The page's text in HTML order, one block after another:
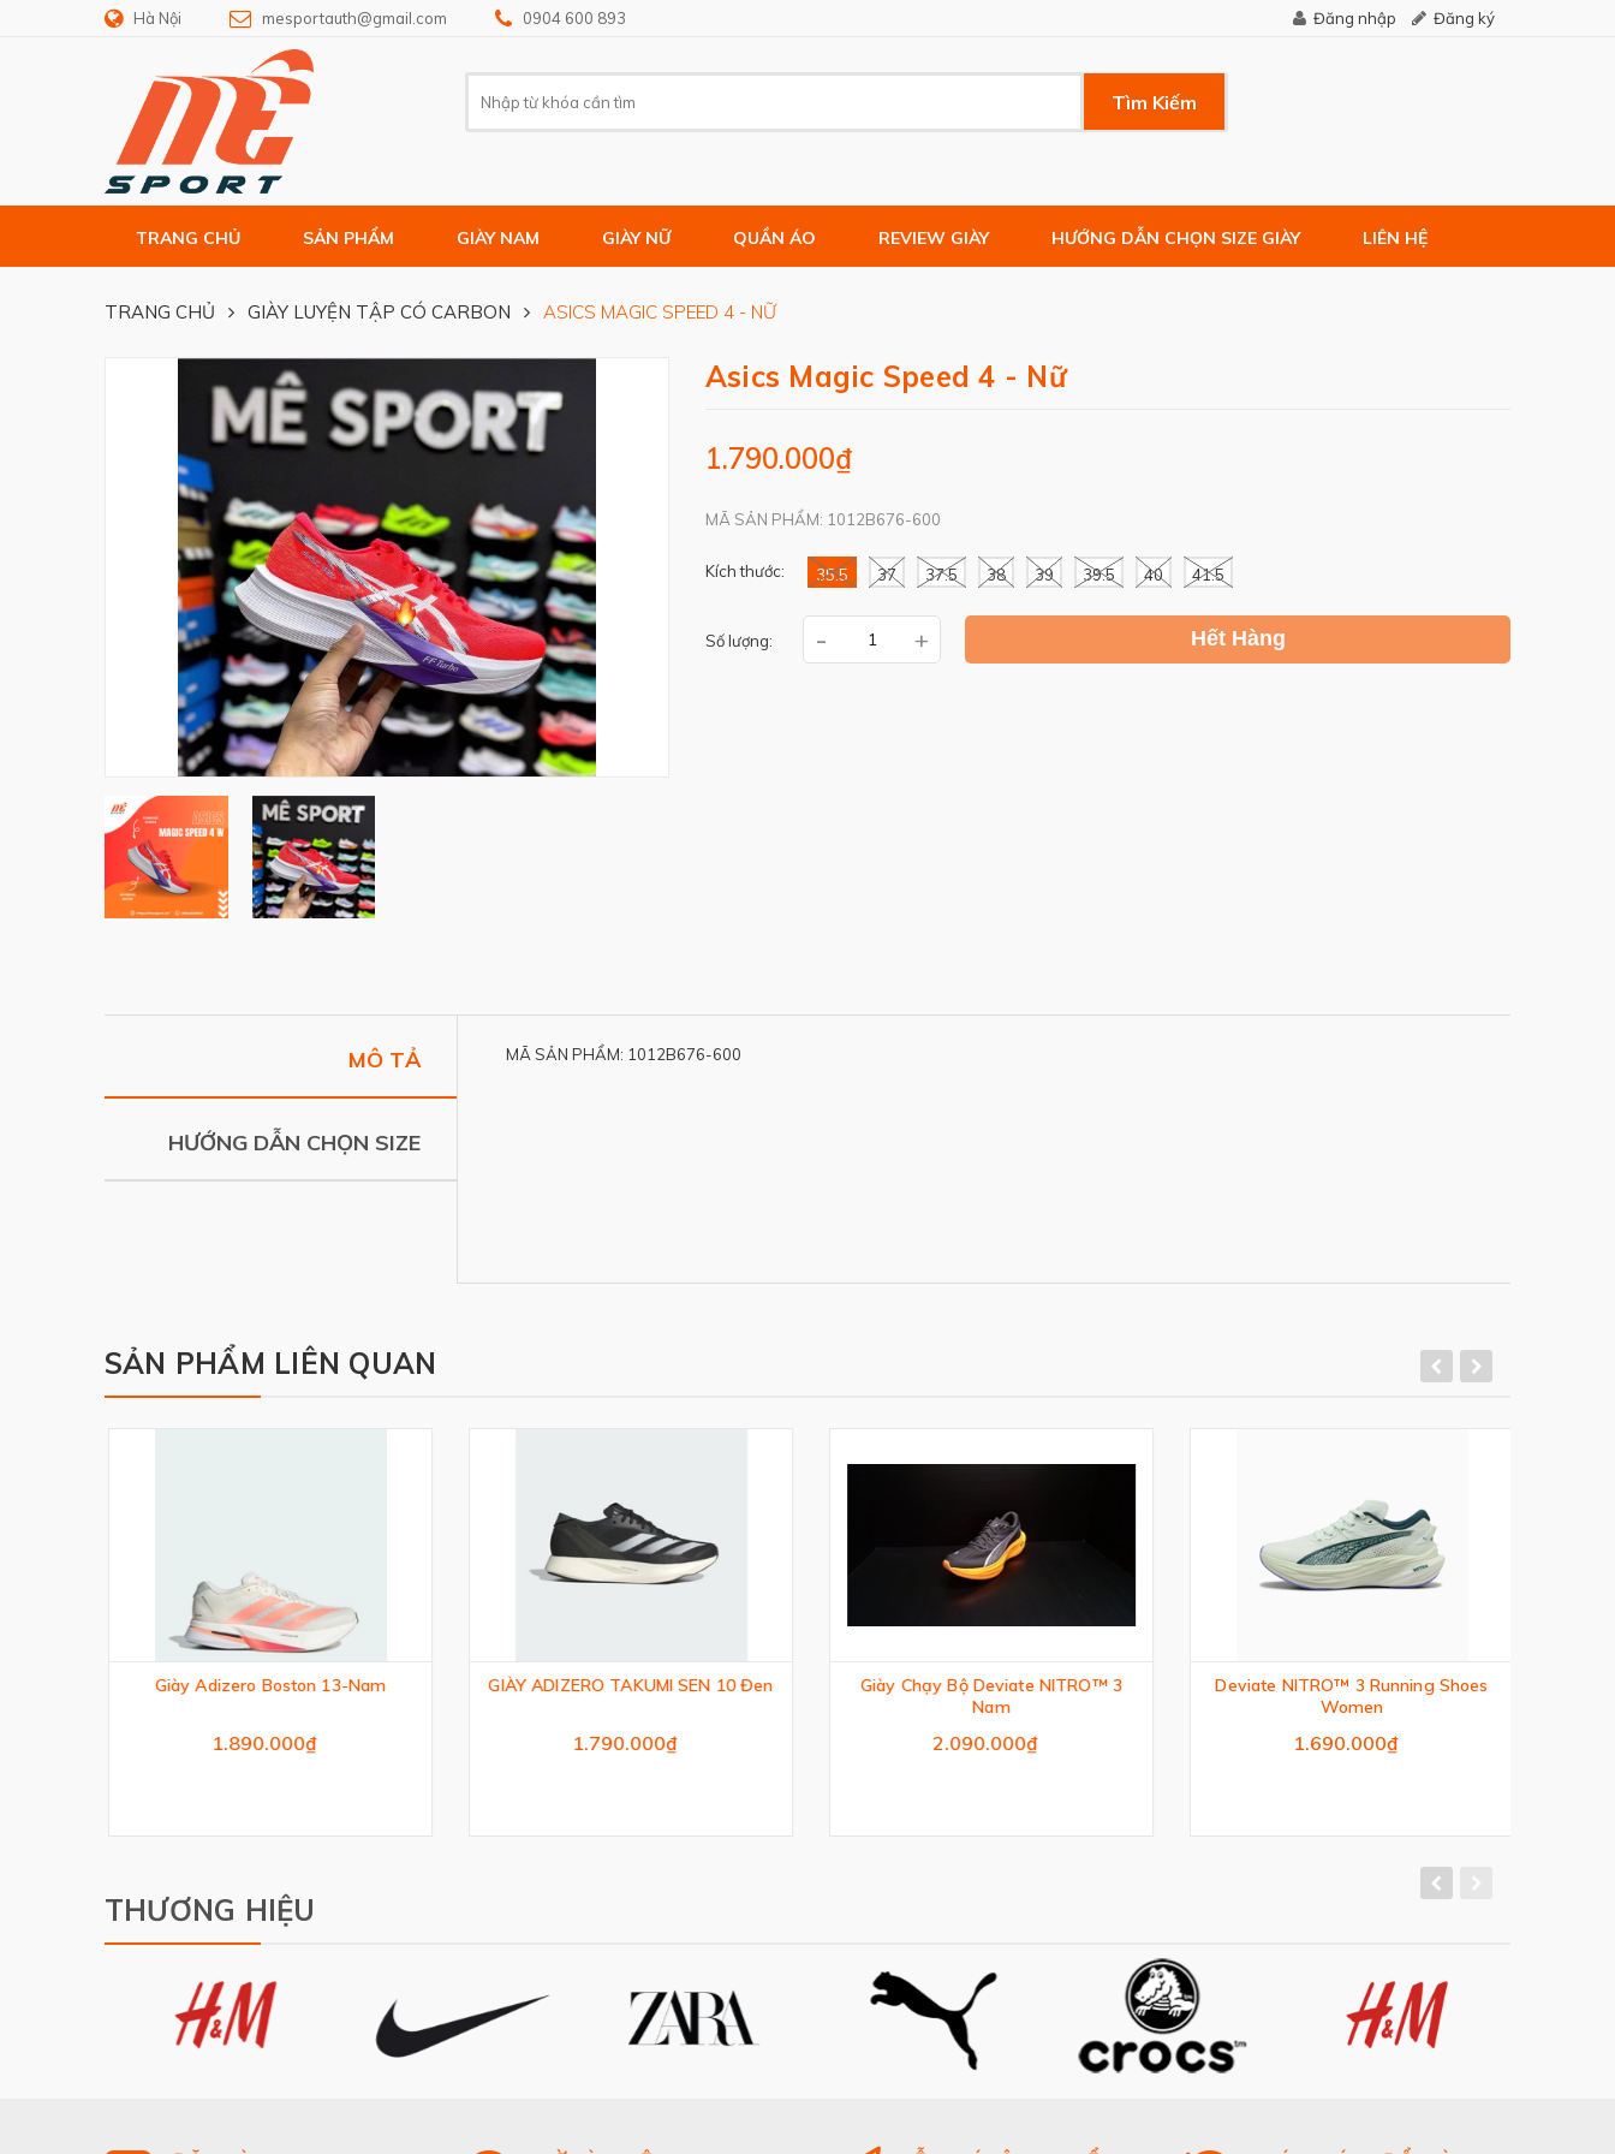
Hà Nội mesportauth@gmail.com 0904 600 893 Đăng nhập Đăng ký
Tìm Kiếm
TRANG CHỦ SẢN PHẨM GIÀY NAM GIÀY NỮ QUẦN ÁO REVIEW GIÀY HƯỚNG DẪN CHỌN SIZE GIÀY LIÊN HỆ
TRANG CHỦ GIÀY LUYỆN TẬP CÓ CARBON ASICS MAGIC SPEED 4 - NỮ
Asics Magic Speed 4 - Nữ
1.790.000₫
MÃ SẢN PHẨM: 1012B676-600
Kích thước: 35.5 37 37.5 38 39 39.5 40 41.5
Số lượng: - + Hết Hàng
MÔ TẢ
HƯỚNG DẪN CHỌN SIZE
MÃ SẢN PHẨM: 1012B676-600
SẢN PHẨM LIÊN QUAN
Giày Adizero Boston 13-Nam
1.890.000₫
GIÀY ADIZERO TAKUMI SEN 10 Đen
1.790.000₫
Giày Chạy Bộ Deviate NITRO™ 3
Nam
2.090.000₫
Deviate NITRO™ 3 Running Shoes
Women
1.690.000₫
THƯƠNG HIỆU